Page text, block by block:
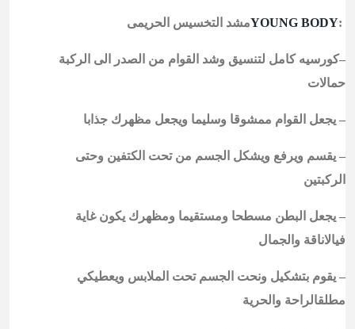
مشد التخسيس الحريمىYOUNG BODY:
–كورسيه كامل لتنسيق وشد القوام من الصدر الى الركبة
حمالات
– يجعل القوام ممشوقا وسليما ويجعل مظهرك جذابا
– يقسم ويرفع ويشكل الجسم من تحت الكتفين وحتى
الركبتين
– يجعل البطن مسطحا ومستقيما ومظهرك يكون غاية
فيالاناقة والجمال
– يقوم بتشكيل ونحت الجسم تحت الملابس ويعطيكي
مطلقالراحة والحرية